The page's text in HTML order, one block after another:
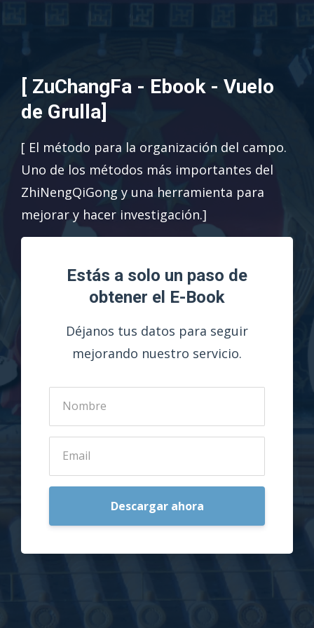
[ ZuChangFa - Ebook - Vuelo
de Grulla]
[ El método para la organización del campo.
Uno de los métodos más importantes del
ZhiNengQiGong y una herramienta para
mejorar y hacer investigación.]
Estás a solo un paso de
obtener el E-Book
Déjanos tus datos para seguir
mejorando nuestro servicio.
Descargar ahora